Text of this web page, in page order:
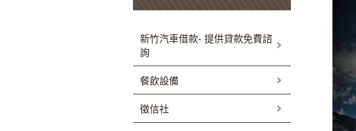
新竹汽車借款- 提供貸款免費諮
詢
餐飲設備
徵信社